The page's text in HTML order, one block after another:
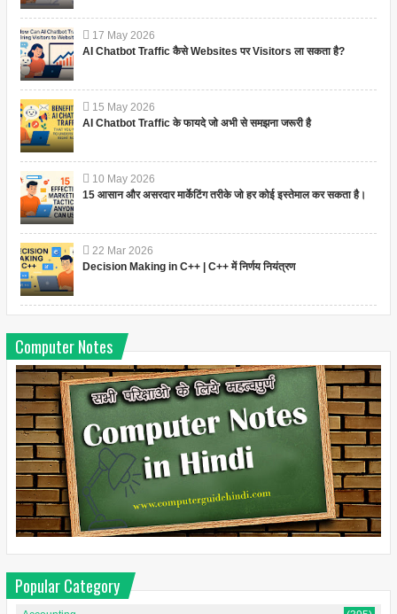
17 May 2026
AI Chatbot Traffic कैसे Websites पर Visitors ला सकता है?
15 May 2026
AI Chatbot Traffic के फायदे जो अभी से समझना जरूरी है
10 May 2026
15 आसान और असरदार मार्केटिंग तरीके जो हर कोई इस्तेमाल कर सकता है।
22 Mar 2026
Decision Making in C++ | C++ में निर्णय नियंत्रण
Computer Notes
Popular Category